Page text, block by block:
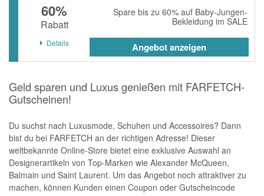
60%
Rabatt
Spare bis zu 60% auf Baby-Jungen-
Bekleidung im SALE
Details Angebot anzeigen
Geld sparen und Luxus genießen mit FARFETCH-
Gutscheinen!
Du suchst nach Luxusmode, Schuhen und Accessoires? Dann
bist du bei FARFETCH an der richtigen Adresse! Dieser
weltbekannte Online-Store bietet eine exklusive Auswahl an
Designerartikeln von Top-Marken wie Alexander McQueen,
Balmain und Saint Laurent. Um das Angebot noch attraktiver zu
machen, können Kunden einen Coupon oder Gutscheincode